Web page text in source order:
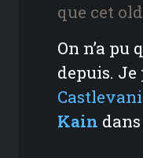
que cet
On n’a pu
depuis. Je
Kain